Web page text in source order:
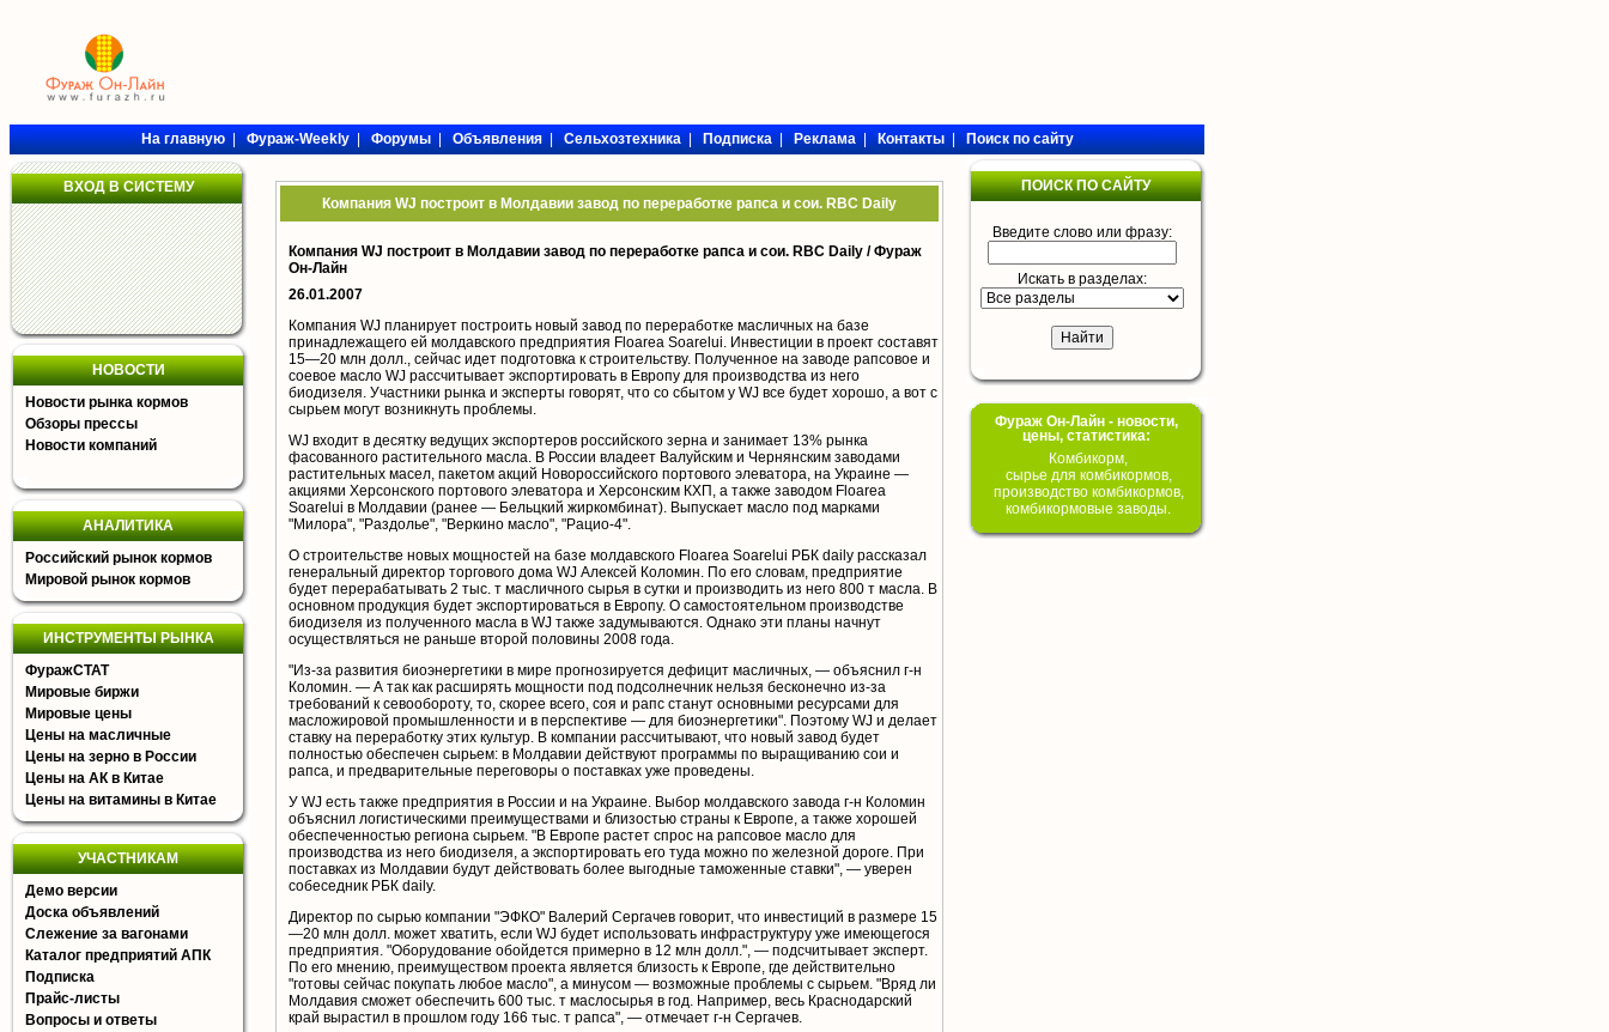
На главную|Фураж-Weekly|Форумы|Объявления|Сельхозтехника|Подписка|Реклама|Контакты|Поиск по сайту
ВХОД В СИСТЕМУ
НОВОСТИ
Новости рынка кормов
Обзоры прессы
Новости компаний
АНАЛИТИКА
Российский рынок кормов
Мировой рынок кормов
ИНСТРУМЕНТЫ РЫНКА
ФуражСТАТ
Мировые биржи
Мировые цены
Цены на масличные
Цены на зерно в России
Цены на АК в Китае
Цены на витамины в Китае
УЧАСТНИКАМ
Демо версии
Доска объявлений
Слежение за вагонами
Каталог предприятий АПК
Подписка
Прайс-листы
Вопросы и ответы
Компания WJ построит в Молдавии завод по переработке рапса и сои. RBC Daily
Компания WJ построит в Молдавии завод по переработке рапса и сои. RBC Daily /Фураж
Он-Лайн
26.01.2007
Компания WJ планирует построить новый завод по переработке масличных на базе
принадлежащего ей молдавского предприятия Floarea Soarelui. Инвестиции в проект составят
15—20 млн долл., сейчас идет подготовка к строительству. Полученное на заводе рапсовое и
соевое масло WJ рассчитывает экспортировать в Европу для производства из него
биодизеля. Участники рынка и эксперты говорят, что со сбытом у WJ все будет хорошо, а вот с
сырьем могут возникнуть проблемы.
WJ входит в десятку ведущих экспортеров российского зерна и занимает 13% рынка
фасованного растительного масла. В России владеет Валуйским и Чернянским заводами
растительных масел, пакетом акций Новороссийского портового элеватора, на Украине —
акциями Херсонского портового элеватора и Херсонским КХП, а также заводом Floarea
Soarelui в Молдавии (ранее — Бельцкий жиркомбинат). Выпускает масло под марками
"Милора", "Раздолье", "Веркино масло", "Рацио-4".
О строительстве новых мощностей на базе молдавского Floarea Soarelui РБК daily рассказал
генеральный директор торгового дома WJ Алексей Коломин. По его словам, предприятие
будет перерабатывать 2 тыс. т масличного сырья в сутки и производить из него 800 т масла. В
основном продукция будет экспортироваться в Европу. О самостоятельном производстве
биодизеля из полученного масла в WJ также задумываются. Однако эти планы начнут
осуществляться не раньше второй половины 2008 года.
"Из-за развития биоэнергетики в мире прогнозируется дефицит масличных, — объяснил г-н
Коломин. — А так как расширять мощности под подсолнечник нельзя бесконечно из-за
требований к севообороту, то, скорее всего, соя и рапс станут основными ресурсами для
масложировой промышленности и в перспективе — для биоэнергетики". Поэтому WJ и делает
ставку на переработку этих культур. В компании рассчитывают, что новый завод будет
полностью обеспечен сырьем: в Молдавии действуют программы по выращиванию сои и
рапса, и предварительные переговоры о поставках уже проведены.
У WJ есть также предприятия в России и на Украине. Выбор молдавского завода г-н Коломин
объяснил логистическими преимуществами и близостью страны к Европе, а также хорошей
обеспеченностью региона сырьем. "В Европе растет спрос на рапсовое масло для
производства из него биодизеля, а экспортировать его туда можно по железной дороге. При
поставках из Молдавии будут действовать более выгодные таможенные ставки", — уверен
собеседник РБК daily.
Директор по сырью компании "ЭФКО" Валерий Сергачев говорит, что инвестиций в размере 15
—20 млн долл. может хватить, если WJ будет использовать инфраструктуру уже имеющегося
предприятия. "Оборудование обойдется примерно в 12 млн долл.", — подсчитывает эксперт.
По его мнению, преимуществом проекта является близость к Европе, где действительно
"готовы сейчас покупать любое масло", а минусом — возможные проблемы с сырьем. "Вряд ли
Молдавия сможет обеспечить 600 тыс. т маслосырья в год. Например, весь Краснодарский
край вырастил в прошлом году 166 тыс. т рапса", — отмечает г-н Сергачев.
ПОИСК ПО САЙТУ
Введите слово или фразу:
Искать в разделах:
Фураж Он-Лайн - новости,
цены, статистика:
Комбикорм,
сырье для комбикормов,
производство комбикормов,
комбикормовые заводы.